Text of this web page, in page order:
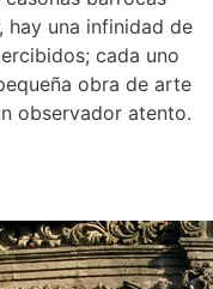
hay una infinidad de
cada uno
obra de arte
observador atento.